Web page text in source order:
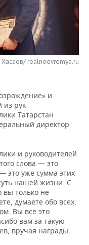
realnoevremya.ru
и
из рук
Татарстан
директор
и руководителей
слова — это
это уже сумма этих
нашей жизни. С
вы только не
думаете обо всех,
Вы все это
вам за такую
вручая награды.